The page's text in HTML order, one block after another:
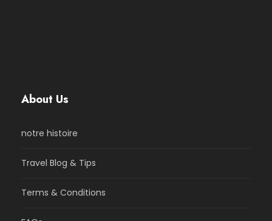
About Us
notre histoire
Travel Blog & Tips
Terms & Conditions